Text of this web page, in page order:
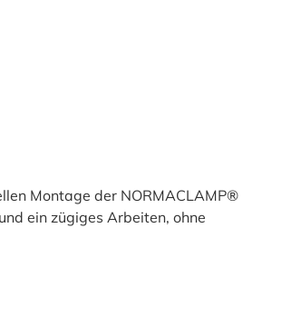
Montage der NORMACLAMP®
ein zügiges Arbeiten, ohne